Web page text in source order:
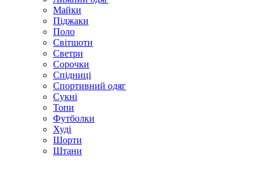
Майки
Піджаки
Поло
Світшоти
Светри
Сорочки
Спідниці
Спортивний одяг
Сукні
Топи
Футболки
Худі
Шорти
Штани